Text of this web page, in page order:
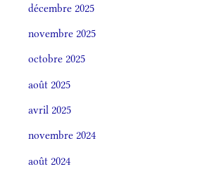
décembre 2025
novembre 2025
octobre 2025
août 2025
avril 2025
novembre 2024
août 2024